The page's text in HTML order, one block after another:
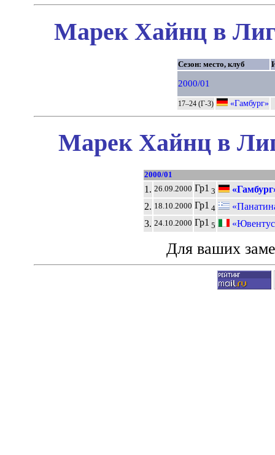
Марек Хайнц в
Сезон: место, клуб
2000/01
17–24 (Г-3) «Гамбург»
Марек Хайнц в
2000/01
1. 26.09.2000 Гр1 3
2. 18.10.2000 Гр1 4
3. 24.10.2000 Гр1 5
Для ваших